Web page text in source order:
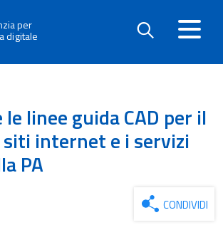
per
digitale
linee guida CAD per il
internet e i servizi
PA
CONDIVIDI